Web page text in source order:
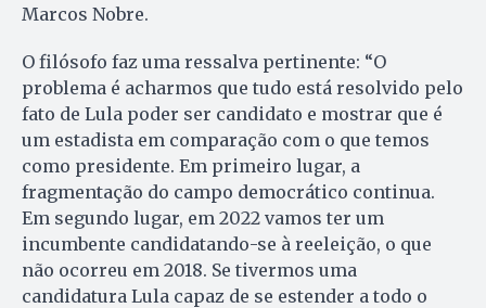
Marcos Nobre.
O filósofo faz uma ressalva pertinente: “O
problema é acharmos que tudo está resolvido pelo
fato de Lula poder ser candidato e mostrar que é
um estadista em comparação com o que temos
como presidente. Em primeiro lugar, a
fragmentação do campo democrático continua.
Em segundo lugar, em 2022 vamos ter um
incumbente candidatando-se à reeleição, o que
não ocorreu em 2018. Se tivermos uma
candidatura Lula capaz de se estender a todo o